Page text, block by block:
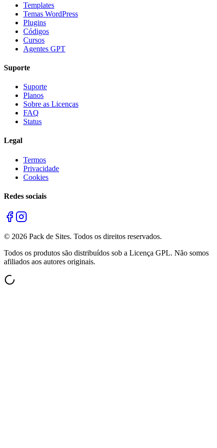
Templates
Temas WordPress
Plugins
Códigos
Cursos
Agentes GPT
Suporte
Suporte
Planos
Sobre as Licenças
FAQ
Status
Legal
Termos
Privacidade
Cookies
Redes sociais
© 2026 Pack de Sites. Todos os direitos reservados.
Todos os produtos são distribuídos sob a Licença GPL. Não somos
afiliados aos autores originais.